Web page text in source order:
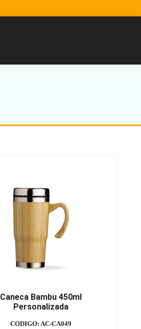
Caneca Bambu 450ml
Personalizada
CODIGO: AC-CA049